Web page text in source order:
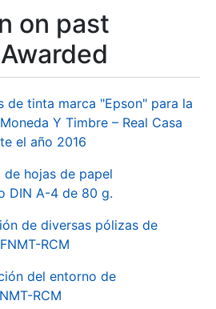
on past
de tinta marca "Epson" para la
Y Timbre – Real Casa
el año 2016
hojas de papel
DIN A-4 de 80 g.
de diversas pólizas de
RCM
del entorno de
RCM